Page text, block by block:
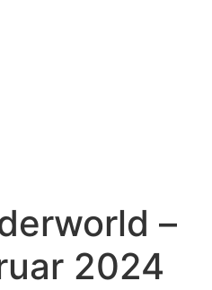
–
2024